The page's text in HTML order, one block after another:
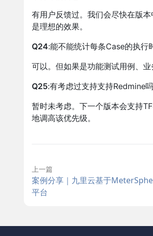
有用户反馈过。我们会尽快在版
是理想的效果。
Q24:能不能统计每条Case的执行
可以。但如果是功能测试用例、
Q25:有考虑过支持支持Redmine
暂时未考虑。下一个版本会支持
地调高该优先级。
上一篇
案例分享｜九里云基于
平台